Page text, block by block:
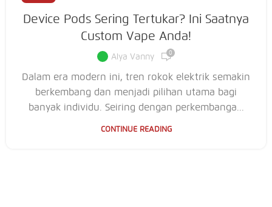
Device Pods Sering Tertukar? Ini Saatnya
Custom Vape Anda!
Alya Vanny 0
Dalam era modern ini, tren rokok elektrik semakin
berkembang dan menjadi pilihan utama bagi
banyak individu. Seiring dengan perkembanga...
CONTINUE READING